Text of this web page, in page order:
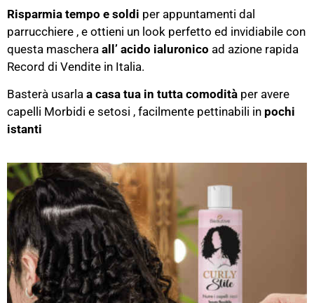
Risparmia tempo e soldi per appuntamenti dal
parrucchiere , e ottieni un look perfetto ed invidiabile con
questa maschera all’ acido ialuronico ad azione rapida
Record di Vendite in Italia.
Basterà usarla a casa tua in tutta comodità per avere
capelli Morbidi e setosi , facilmente pettinabili in pochi
istanti